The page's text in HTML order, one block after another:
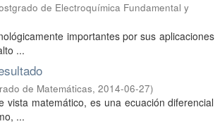
de Electroquímica Fundamental y
importantes por sus aplicaciones
...
de Matemáticas, 2014-06-27)
matemático, es una ecuación diferencial
...